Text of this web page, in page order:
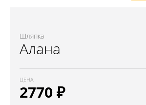
Шляпка
Алана
ЦЕНА
2770 ₽